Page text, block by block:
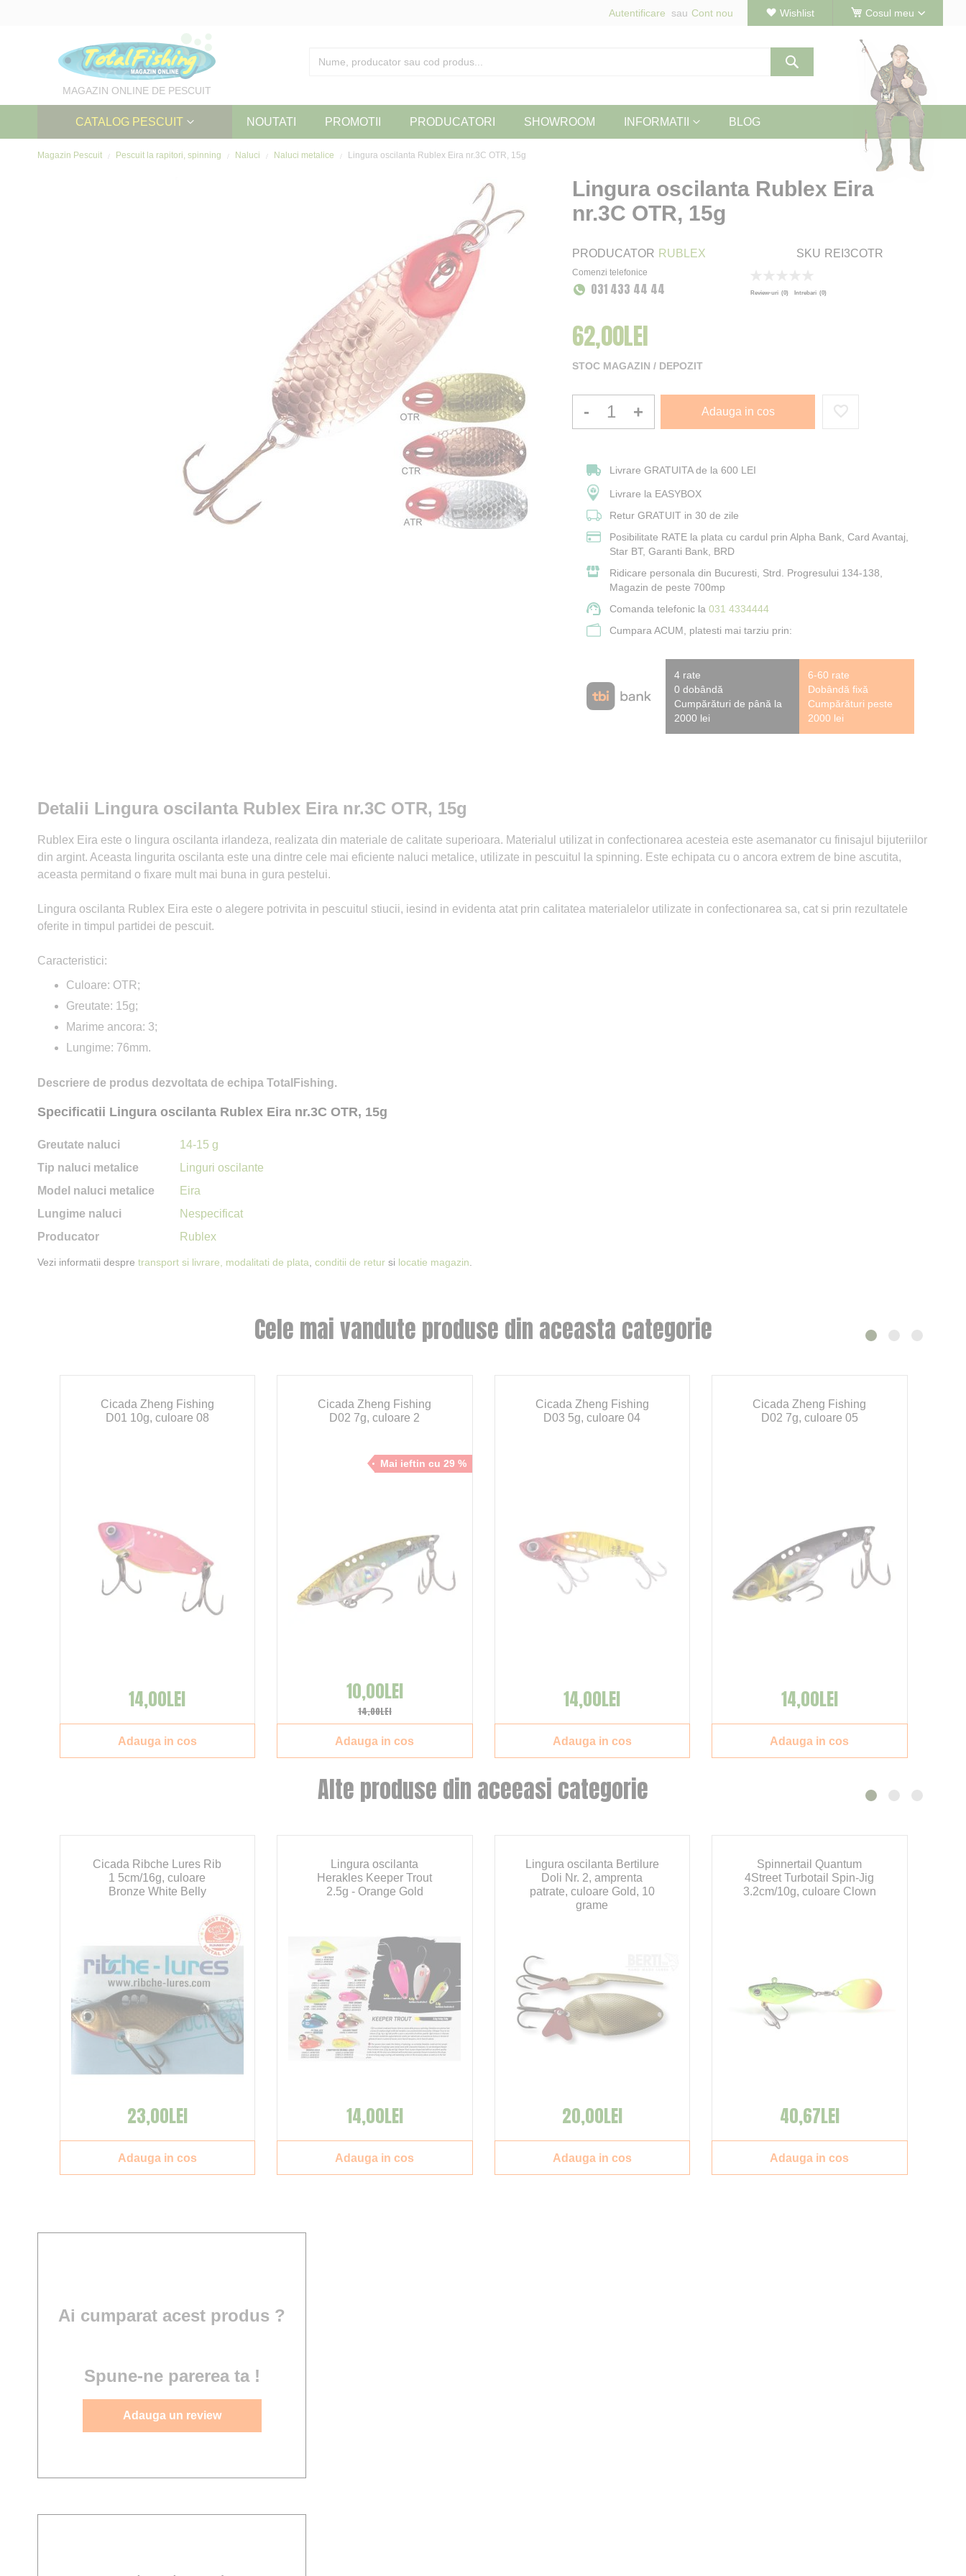
Cosul meu
Wishlist
Autentificare Cont nou
MAGAZIN ONLINE DE PESCUIT
CATALOG PESCUIT NOUTATI PROMOTII PRODUCATORI SHOWROOM INFORMATII BLOG
Magazin Pescuit Pescuit la rapitori, spinning Naluci Naluci metalice Lingura oscilanta Rublex Eira nr.3C OTR, 15g
Lingura oscilanta Rublex Eira
nr.3C OTR, 15g
PRODUCATOR RUBLEX SKU REI3COTR
Comenzi telefonice
031 433 44 44 Review-uri (0) Intrebari (0)
62,00LEI
STOC MAGAZIN / DEPOZIT
- + Adauga in cos
Livrare GRATUITA de la 600 LEI
Livrare la EASYBOX
Retur GRATUIT in 30 de zile
Posibilitate RATE la plata cu cardul prin Alpha Bank, Card Avantaj,
Star BT, Garanti Bank, BRD
Ridicare personala din Bucuresti, Strd. Progresului 134-138,
Magazin de peste 700mp
Comanda telefonic la 031 4334444
Cumpara ACUM, platesti mai tarziu prin:
4 rate
0 dobândă
Cumpărături de până la
2000 lei
6-60 rate
Dobândă fixă
Cumpărături peste
2000 lei
Detalii Lingura oscilanta Rublex Eira nr.3C OTR, 15g
Rublex Eira este o lingura oscilanta irlandeza, realizata din materiale de calitate superioara. Materialul utilizat in confectionarea acesteia este asemanator cu finisajul bijuteriilor
din argint. Aceasta lingurita oscilanta este una dintre cele mai eficiente naluci metalice, utilizate in pescuitul la spinning. Este echipata cu o ancora extrem de bine ascutita,
aceasta permitand o fixare mult mai buna in gura pestelui.
Lingura oscilanta Rublex Eira este o alegere potrivita in pescuitul stiucii, iesind in evidenta atat prin calitatea materialelor utilizate in confectionarea sa, cat si prin rezultatele
oferite in timpul partidei de pescuit.
Caracteristici:
Culoare: OTR;
Greutate: 15g;
Marime ancora: 3;
Lungime: 76mm.
Descriere de produs dezvoltata de echipa TotalFishing.
Specificatii Lingura oscilanta Rublex Eira nr.3C OTR, 15g
Greutate naluci
14-15 g
Tip naluci metalice
Linguri oscilante
Model naluci metalice
Eira
Lungime naluci
Nespecificat
Producator
Rublex
Ai cumparat acest produs ?
Spune-ne parerea ta !
Adauga un review
Vezi informatii despre transport si livrare, modalitati de plata conditii de retur si locatie magazin
Alte produse din aceeasi categorie
Cicada Ribche Lures Rib
1 5cm/16g, culoare
Bronze White Belly
23,00LEI
Adauga in cos
Lingura oscilanta
Herakles Keeper Trout
2.5g - Orange Gold
14,00LEI
Adauga in cos
Lingura oscilanta Bertilure
Doli Nr. 2, amprenta
patrate, culoare Gold, 10
grame
20,00LEI
Adauga in cos
Spinnertail Quantum
4Street Turbotail Spin-Jig
3.2cm/10g, culoare Clown
40,67LEI
Adauga in cos
Cele mai vandute produse din aceasta categorie
Cicada Zheng Fishing
D01 10g, culoare 08
14,00LEI
Adauga in cos
Cicada Zheng Fishing
D02 7g, culoare 2
Mai ieftin cu 29 %
14,00LEI
10,00LEI
Adauga in cos
Cicada Zheng Fishing
D03 5g, culoare 04
14,00LEI
Adauga in cos
Cicada Zheng Fishing
D02 7g, culoare 05
14,00LEI
Adauga in cos